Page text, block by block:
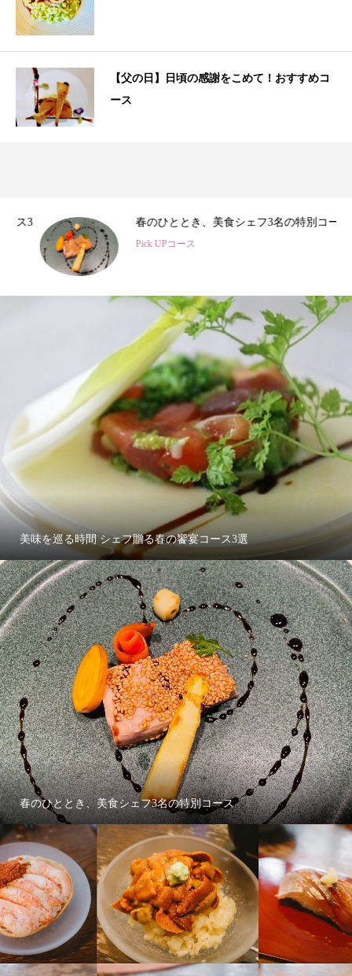
【父の日】日頃の感謝をこめて！おすすめコ
ース
春のひととき、美食シェフ3名の特別コース
Pick UPコース
美味を巡る時間 シェフ贈る春の饗宴コース3選
春のひととき、美食シェフ3名の特別コース